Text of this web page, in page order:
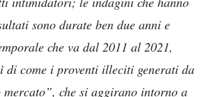
sono durate ben due anni e
che va dal 2011 al 2021,
di come i proventi illeciti generati da
che si aggirano intorno a